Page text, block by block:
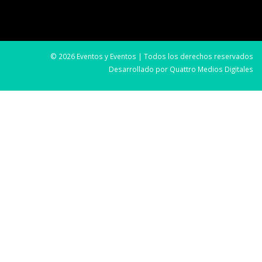
© 2026 Eventos y Eventos | Todos los derechos reservados
Desarrollado por Quattro Medios Digitales